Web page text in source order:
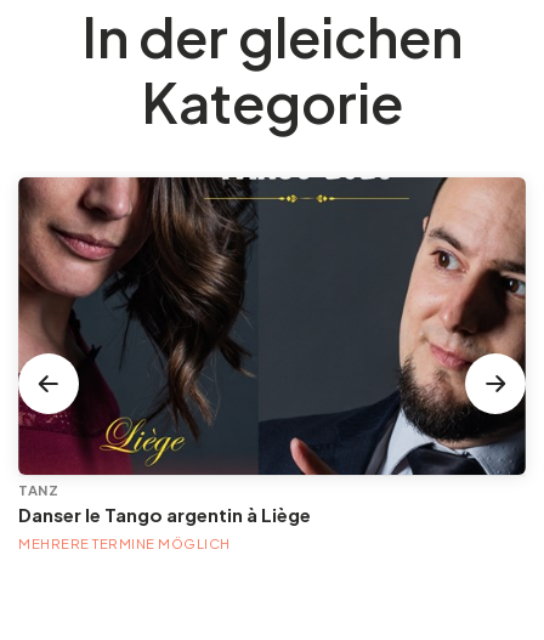
In der gleichen
Kategorie
TANZ
Danser le Tango argentin à Liège
MEHRERE TERMINE MÖGLICH